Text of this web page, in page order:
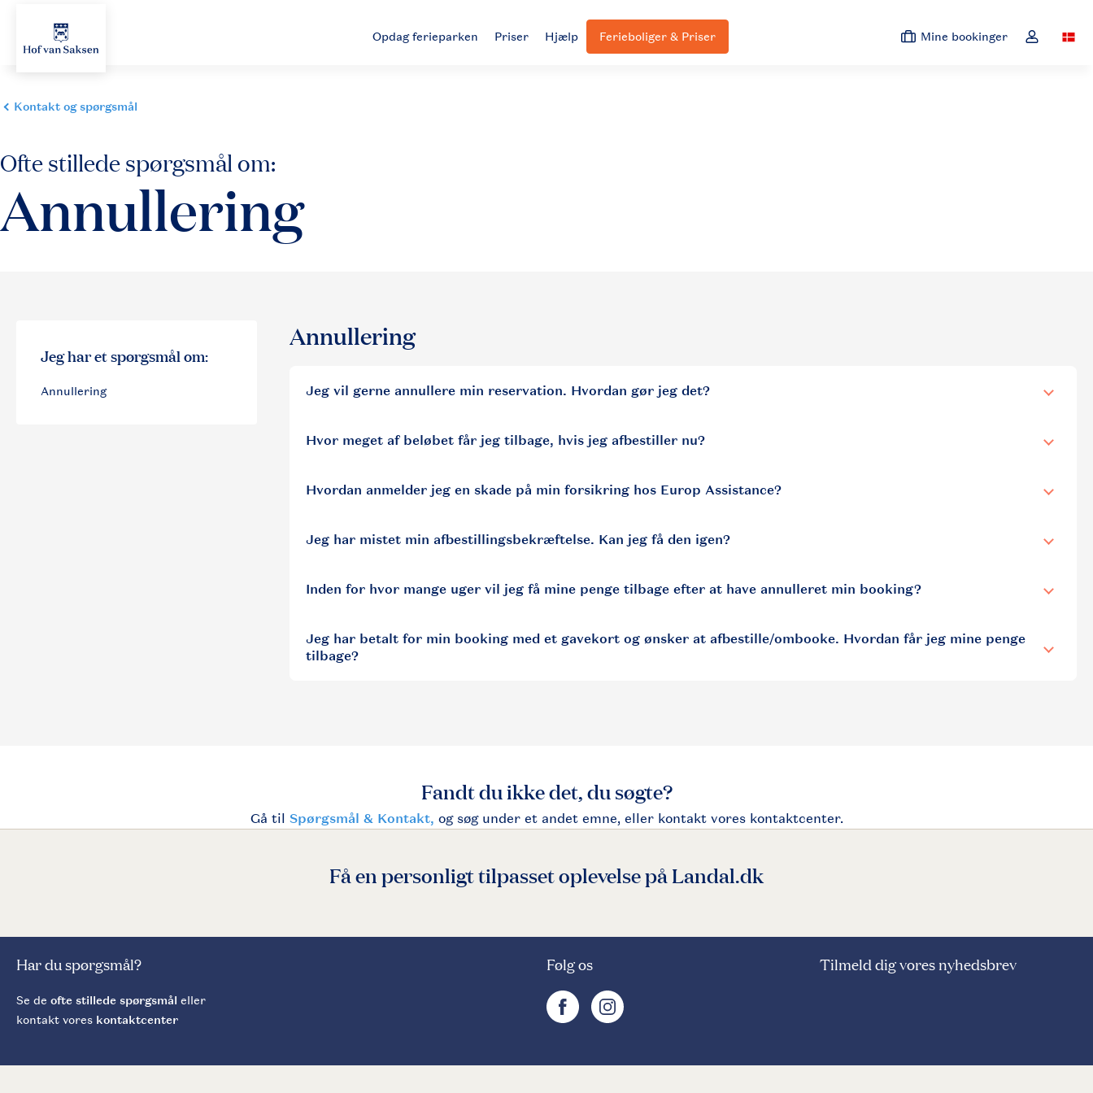
Opdag ferieparken Priser Hjælp Ferieboliger & Priser Mine bookinger Toggle the
Jeg vil gerne annullere min reservation. Hvordan gør jeg det?
Hvor meget af beløbet får jeg tilbage, hvis jeg afbestiller nu?
Hvordan anmelder jeg en skade på min forsikring hos Europ Assistance?
Jeg har mistet min afbestillingsbekræftelse. Kan jeg få den igen?
Inden for hvor mange uger vil jeg få mine penge tilbage efter at have annulleret min booking?
Jeg har betalt for min booking med et gavekort og ønsker at afbestille/ombooke. Hvordan får jeg mine penge
tilbage?
Få en personligt tilpasset oplevelse på Landal.dk
Har du spørgsmål?
Se de ofte stillede spørgsmål eller
kontakt vores kontaktcenter
Følg os
facebookinstagram
Tilmeld dig vores nyhedsbrev